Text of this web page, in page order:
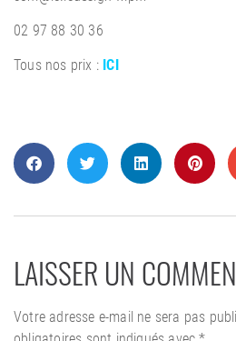
02 97 88 30 36
Tous nos prix : ICI
LAISSER UN
Votre adresse e-mail ne sera pas